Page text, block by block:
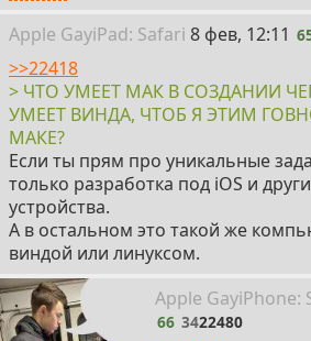
Apple GayiPad: Safari 65
8 фев, 12:11
>>22418
> ЧТО УМЕЕТ МАК В СОЗДАНИИ
УМЕЕТ ВИНДА, ЧТОБ Я ЭТИМ
МАКЕ?
Если ты прям про уникальные
только разработка под iOS и
устройства.
А в остальном это такой же
виндой или линуксом.
Apple GayiPhone:
66 3422480